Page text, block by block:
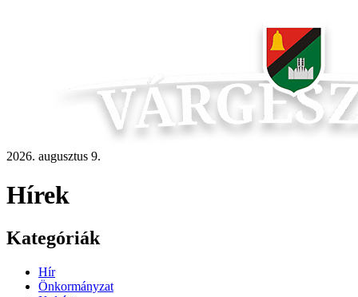
2026. augusztus 9.
Hírek
Kategóriák
Hír
Önkormányzat